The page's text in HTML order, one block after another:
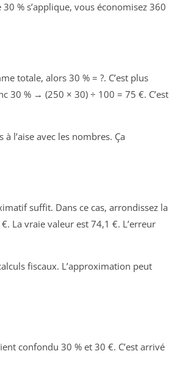
% s’applique, vous économisez 360
totale, alors 30 % = ?. C’est plus
30 % → (250 × 30) ÷ 100 = 75 €. C’est
l’aise avec les nombres. Ça
suffit. Dans ce cas, arrondissez la
La vraie valeur est 74,1 €. L’erreur
fiscaux. L’approximation peut
confondu 30 % et 30 €. C’est arrivé